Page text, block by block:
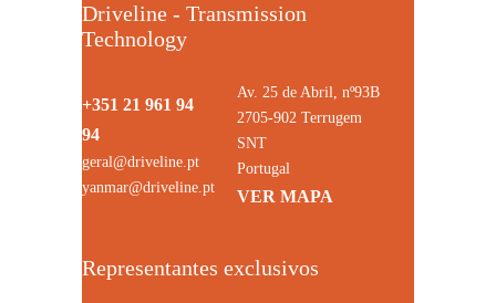
Driveline - Transmission
Technology
+351 21 961 94
94
geral@driveline.pt
yanmar@driveline.pt
Av. 25 de Abril, nº93B
2705-902 Terrugem
SNT
Portugal
VER MAPA
Representantes exclusivos